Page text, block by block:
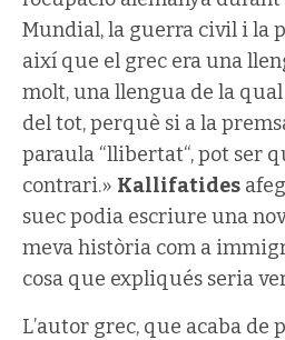
Mundial, la guerra civil i la
així que el grec era una
molt, una llengua de la
del tot, perquè si a la
paraula “llibertat“, pot ser
contrari.» Kallifatides
suec podia escriure una
meva història com a
cosa que expliqués seria
L’autor grec, que acaba de